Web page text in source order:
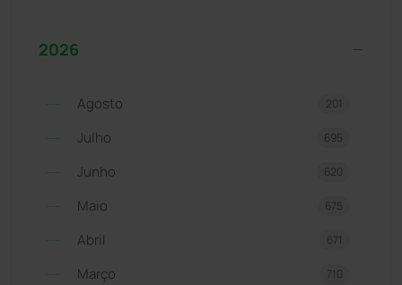
2026
Agosto 201
Julho 695
Junho 620
Maio 675
Abril 671
Março 710